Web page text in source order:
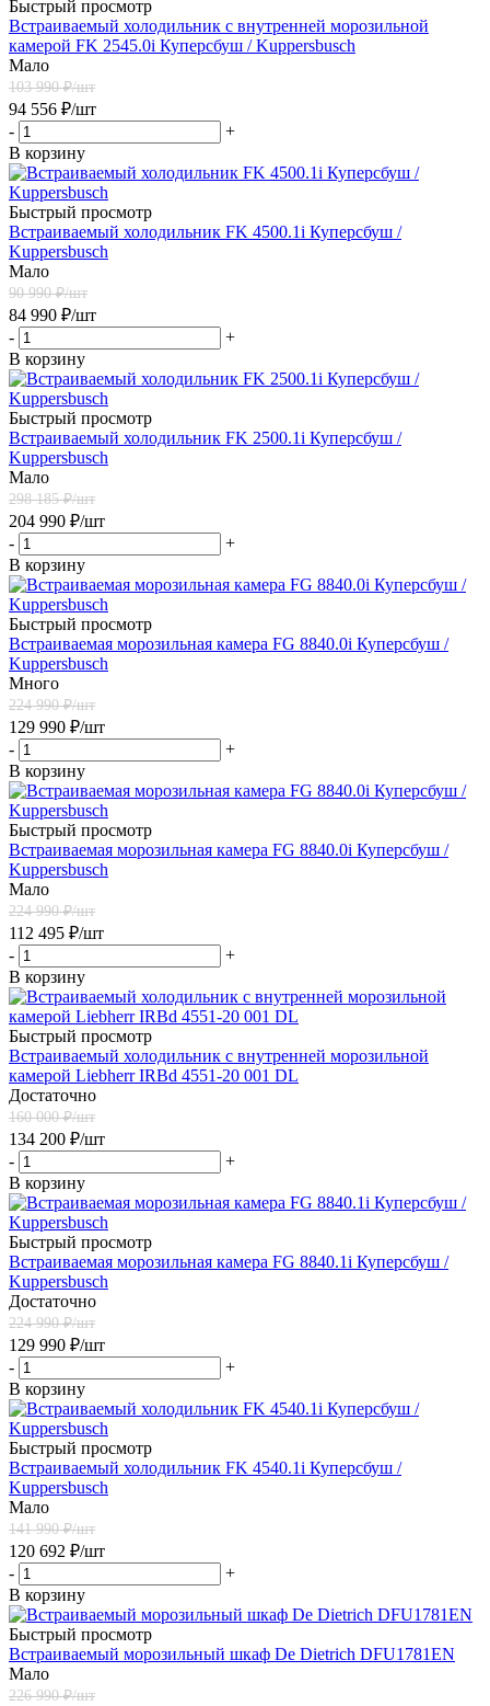
Быстрый просмотр
Встраиваемый холодильник с внутренней морозильной
камерой FK 2545.0i Куперсбуш / Kuppersbusch
Мало
103 990₽/шт
94 556 ₽/шт
-
+
В корзину
Быстрый просмотр
Встраиваемый холодильник FK 4500.1i Куперсбуш /
Kuppersbusch
Мало
90 990₽/шт
84 990 ₽/шт
-
+
В корзину
Быстрый просмотр
Встраиваемый холодильник FK 2500.1i Куперсбуш /
Kuppersbusch
Мало
298 185₽/шт
204 990 ₽/шт
-
+
В корзину
Быстрый просмотр
Встраиваемая морозильная камера FG 8840.0i Куперсбуш /
Kuppersbusch
Много
224 990₽/шт
129 990 ₽/шт
-
+
В корзину
Быстрый просмотр
Встраиваемая морозильная камера FG 8840.0i Куперсбуш /
Kuppersbusch
Мало
224 990₽/шт
112 495 ₽/шт
-
+
В корзину
Быстрый просмотр
Встраиваемый холодильник с внутренней морозильной
камерой Liebherr IRBd 4551-20 001 DL
Достаточно
160 000₽/шт
134 200 ₽/шт
-
+
В корзину
Быстрый просмотр
Встраиваемая морозильная камера FG 8840.1i Куперсбуш /
Kuppersbusch
Достаточно
224 990₽/шт
129 990 ₽/шт
-
+
В корзину
Быстрый просмотр
Встраиваемый холодильник FK 4540.1i Куперсбуш /
Kuppersbusch
Мало
141 990₽/шт
120 692 ₽/шт
-
+
В корзину
Быстрый просмотр
Встраиваемый морозильный шкаф De Dietrich DFU1781EN
Мало
226 990₽/шт